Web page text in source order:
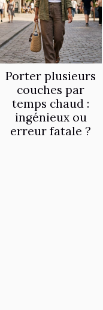
Porter plusieurs
couches par
temps chaud :
ingénieux ou
erreur fatale ?